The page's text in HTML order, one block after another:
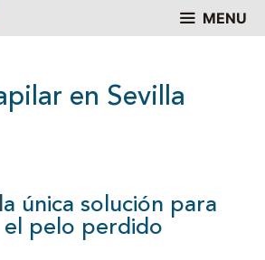
MENU
en Sevilla
única solución para
pelo perdido